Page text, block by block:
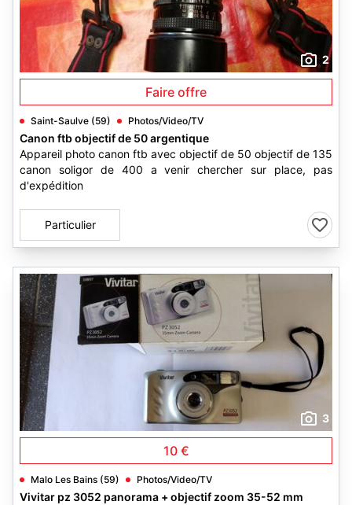
2
Faire offre
Saint-Saulve (59) Photos/Video/TV
Canon ftb objectif de 50 argentique
Appareil photo canon ftb avec objectif de 50 objectif de 135
canon soligor de 400 a venir chercher sur place, pas
d'expédition
Particulier
3
10 €
Malo Les Bains (59) Photos/Video/TV
Vivitar pz 3052 panorama + objectif zoom 35-52 mm